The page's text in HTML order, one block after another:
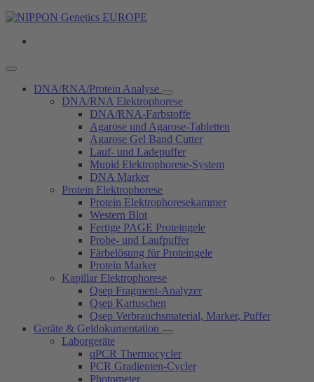
DNA/RNA/Protein Analyse
DNA/RNA Elektrophorese
DNA/RNA-Farbstoffe
Agarose und Agarose-Tabletten
Agarose Gel Band Cutter
Lauf- und Ladepuffer
Mupid Elektrophorese-System
DNA Marker
Protein Elektrophorese
Protein Elektrophoresekammer
Western Blot
Fertige PAGE Proteingele
Probe- und Laufpuffer
Färbelösung für Proteingele
Protein Marker
Kapillar Elektrophorese
Qsep Fragment-Analyzer
Qsep Kartuschen
Qsep Verbrauchsmaterial, Marker, Puffer
Geräte & Geldokumentation
Laborgeräte
qPCR Thermocycler
PCR Gradienten-Cycler
Photometer